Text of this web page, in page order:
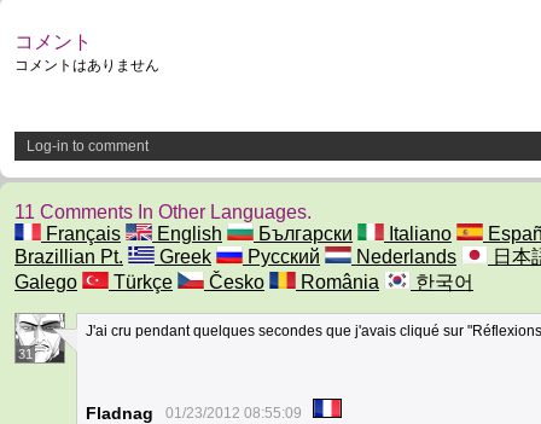
コメント
コメントはありません
Log-in to comment
11 Comments In Other Languages.
Français
English Български Italiano
Brazillian Pt.
Greek Русский Nederlands
日本
Galego
Türkçe Česko România 한국어
31
J'ai cru pendant quelques secondes que j'avais cliqué sur
Fladnag 01/23/2012 08:55:09